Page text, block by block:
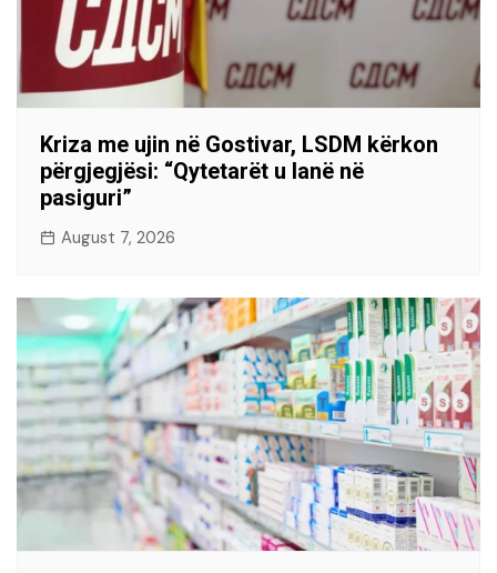
Kriza me ujin në Gostivar, LSDM kërkon
përgjegjësi: “Qytetarët u lanë në
pasiguri”
August 7, 2026